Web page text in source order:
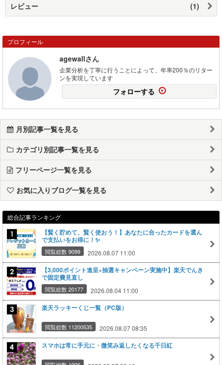
レビュー (1)
プロフィール
agewallさん
企業分析を丁寧に行うことによって、年率200％のリター
ンを実現しています
フォローする
月別記事一覧を見る
カテゴリ別記事一覧を見る
フリーページ一覧を見る
お気に入りブログ一覧を見る
総合記事ランキング
【賢く貯めて、賢く使おう！】あなたに合ったカードを選ん
で支払いをお得に！✨
閲覧総数 9099 2026.08.07 11:00
【3,000ポイント進呈×抽選キャンペーン実施中】楽天でんき
で固定費見直し
閲覧総数 20177 2026.08.04 11:00
楽天ラッキーくじ一覧（PC版）
閲覧総数 11200535 2026.08.07 08:35
スマホは常に手元に・微笑み返したくなる千日紅